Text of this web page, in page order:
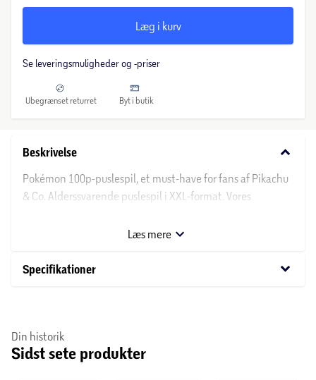
Læg i kurv
Se leveringsmuligheder og -priser
Ubegrænset returret Byt i butik
Beskrivelse keyboard_arrow_down
Pokémon 100p-puslespil, et must-have for fans af Pikachu
& Co. Alderssvarende puslespil i XXL-format. Vores
materiale fra bæredygtigt skovbrug. De er pædagogisk
Læs mere
Specifikationer keyboard_arrow_down
Din historik
Sidst sete produkter